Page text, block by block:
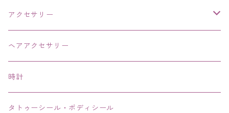
アクセサリー
ネックレス・チョーカー
ピアス・イヤリング・鼻ピアス
リング・指輪
ヘアアクセサリー
時計
タトゥーシール・ボディシール